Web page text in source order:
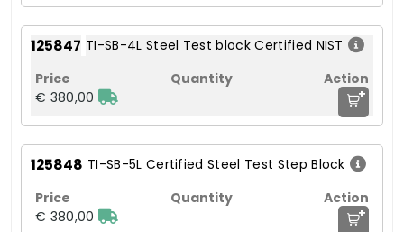
125847 TI-SB-4L Steel Test block Certified NIST
€ 380,00 +
125848 TI-SB-5L Certified Steel Test Step Block
€ 380,00 +